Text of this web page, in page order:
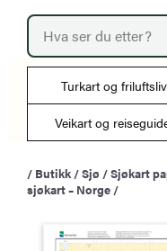
P
o
d
t
r
c
Turkart og friluftsliv
Veikart og
/ Butikk /Sjø /Sjøkart
sjøkart – Norge /